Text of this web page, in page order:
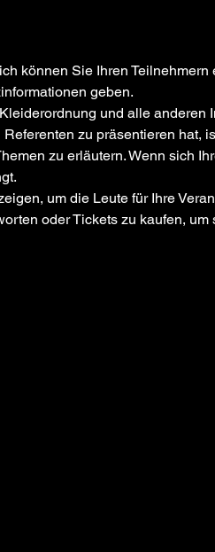
können Sie Ihren
geben.
zu präsentieren hat,
zu erläutern. Wenn sich
oder Tickets zu kaufen,